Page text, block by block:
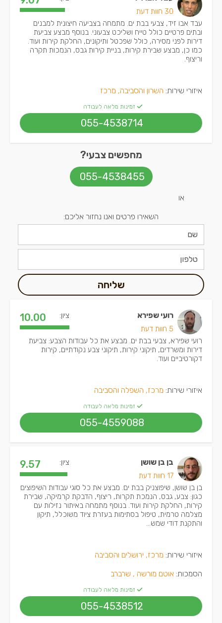
30 חוות דעת
עבד אבו זיד, צבעי בבת ים. מתמחה בצביעה חיצונית למבנים
ובתים פרטיים כולל טייח ושליכט צבעוני. בנוסף מבצע צביעת
דירות לפני מסירה, כולל שפכטל ותיקונים, החלקת קירות ועוד.
כמו כן, מבצע שבירת קירות, בניית קירות גבס, הנמכות תקרה
וריצוף.
איזורי שירות: השרון והסביבה, מרכז
זמינות מלאה לעבודה
055-4538714
מחפשים צבעי?
055-4538455
או
השאירו פרטים ואנו נחזור אליכם:
שליחה
רועי שפירא
5 חוות דעת
ציון: 10.00
רועי שפירא, צבעי בבת ים. מבצע את כל עבודות הצבע: צביעת
דירות ומשרדים, תיקוני קירות, תיקוני צבע נקודתיים, קירות
דקורטיביים ועוד.
איזורי שירות: מרכז, השפלה והסביבה
זמינות מלאה לעבודה
055-4559088
בן בן שושן
17 חוות דעת
ציון: 9.57
בן בן שושן, שיפוצניק בבת ים. מבצע את כל סוגי עבודות השיפוצים
כגון: צבע, גבס, הנמכת תקרות, ריצוף, הדבקת קרמיקה, שבירת
קירות, החלקת קירות ועוד. בנוסף מתמחה באיתור נזילות עם
מצלמה טרמית, טיפול בסתימות בעזרת ציוד משוכלל, תיקון
והתקנת דודי שמש...
איזורי שירות: מרכז, ירושלים והסביבה
הסמכות: אוטם מורשה , שרברב
זמינות מלאה לעבודה
055-4538512